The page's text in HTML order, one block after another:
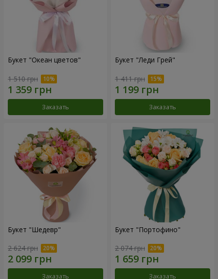
Букет "Океан цветов"
1 510 грн
Заказать
Букет "Леди Грей"
1 411 грн
Заказать
Букет "Шедевр"
2 624 грн
Заказать
Букет "Портофино"
2 074 грн
Заказать